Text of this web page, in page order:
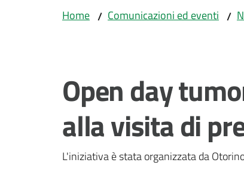
Home / Comunicazioni ed eventi /
Open day
alla visita di
L'iniziativa è stata organizzata da